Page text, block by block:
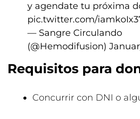
y agendate tu próxima
pic.twitter.com/
— Sangre Circulando
(@Hemodifusion)
Requisitos para
Concurrir con DNI o